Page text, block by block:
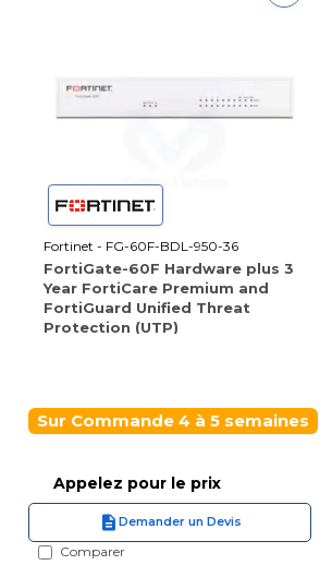
Fortinet - FG-60F-BDL-950-36
FortiGate-60F Hardware plus 3
Year FortiCare Premium and
FortiGuard Unified Threat
Protection (UTP)
Sur Commande 4 à 5 semaines
Appelez pour le prix
Demander un Devis
Comparer